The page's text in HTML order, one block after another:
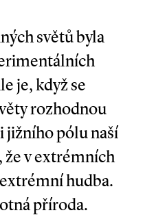
světů byla
je, když se
rozhodnou
jižního pólu naší
že v extrémních
hudba.
příroda.